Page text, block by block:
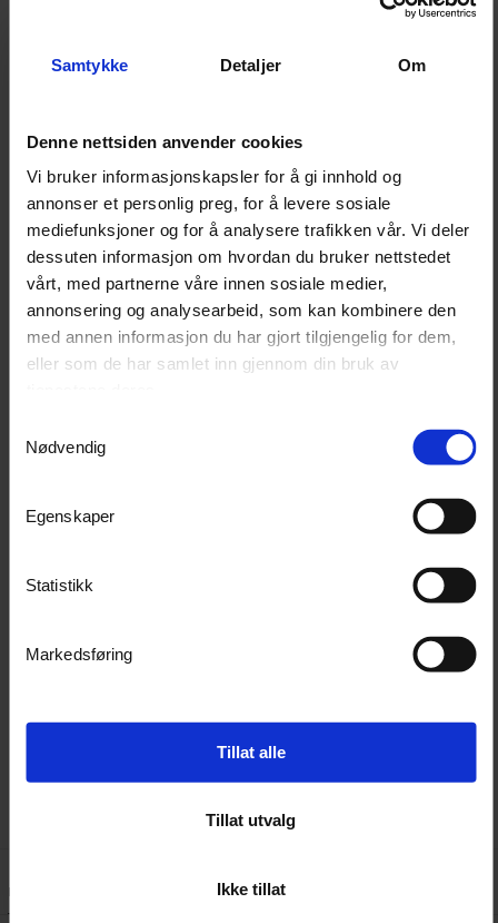
Samtykke Detaljer Om
Denne nettsiden anvender cookies
Vi bruker informasjonskapsler for å gi innhold og
annonser et personlig preg, for å levere sosiale
mediefunksjoner og for å analysere trafikken vår. Vi deler
dessuten informasjon om hvordan du bruker nettstedet
vårt, med partnerne våre innen sosiale medier,
annonsering og analysearbeid, som kan kombinere den
med annen informasjon du har gjort tilgjengelig for dem,
eller som de har samlet inn gjennom din bruk av
Nødvendig
Egenskaper
Statistikk
Markedsføring
Tillat alle
Tillat utvalg
Ikke tillat
men fungerer også utmerket i bagasjerommet.
Caree kommer med flere fordeler:
Formbar bakre del for perfekt integrering i ethvert
bilsete
Praktiske håndtak både foran og bak for enkel
håndtering av buret
Avtakbart todelt innvendig deksel som kan vaskes
ved 40 °C for enkelt renhold
Hengende frontplater for ekstra beskyttelse og
personvern
"Fidlock" hurtigkoblingsbelte for ekstra sikkerhet
ISOFIX / LATCH klar for solid festing
med 4pets Caree transportbur, som gir deg og ditt
på veien.
Spesifikasjoner:
Maks kapasitet med ISOFIX: 8 kg
Kapasitet med sikkerhetsbelte: 15 kg
Lignende produkter Kundeanmeldelser